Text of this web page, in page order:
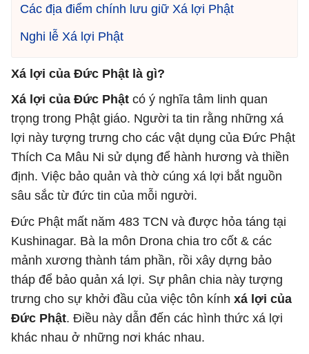
Các địa điểm chính lưu giữ Xá lợi Phật
Nghi lễ Xá lợi Phật
Xá lợi của Đức Phật là gì?
Xá lợi của Đức Phật có ý nghĩa tâm linh quan
trọng trong Phật giáo. Người ta tin rằng những xá
lợi này tượng trưng cho các vật dụng của Đức Phật
Thích Ca Mâu Ni sử dụng để hành hương và thiền
định. Việc bảo quản và thờ cúng xá lợi bắt nguồn
sâu sắc từ đức tin của mỗi người.
Đức Phật mất năm 483 TCN và được hỏa táng tại
Kushinagar. Bà la môn Drona chia tro cốt & các
mảnh xương thành tám phần, rồi xây dựng bảo
tháp để bảo quản xá lợi. Sự phân chia này tượng
trưng cho sự khởi đầu của việc tôn kính xá lợi của
Đức Phật. Điều này dẫn đến các hình thức xá lợi
khác nhau ở những nơi khác nhau.